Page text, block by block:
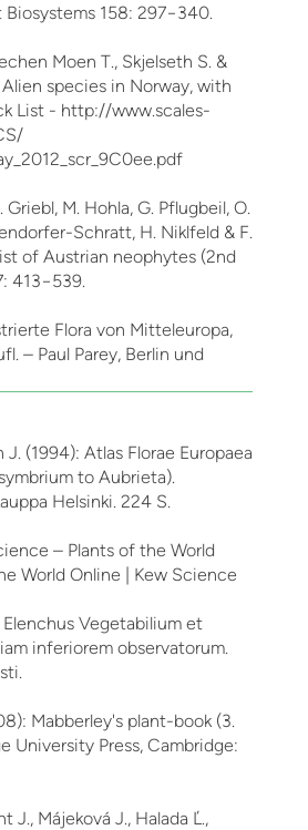
158: 297−340.
Moen T., Skjelseth S. &
Alien species in Norway, with
List - http://www.scales-
Griebl, M. Hohla, G. Pflugbeil, O.
Schratt, H. Niklfeld & F.
of Austrian neophytes (2nd
413−539.
Flora von Mitteleuropa,
– Paul Parey, Berlin und
J. (1994): Atlas Florae Europaea
to Aubrieta).
Helsinki. 224 S.
– Plants of the World
World Online | Kew Science
Elenchus Vegetabilium et
inferiorem observatorum.
Mabberley's plant-book (3.
University Press, Cambridge:
J., Májeková J., Halada Ľ.,